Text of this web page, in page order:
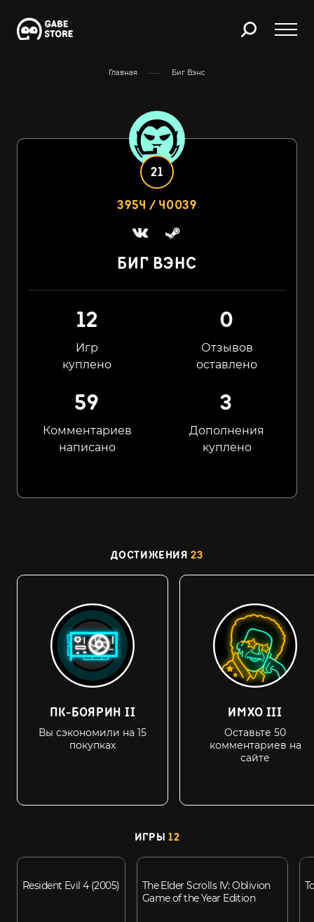
Главная Биг Вэнс
3954 / 40039
21
БИГ ВЭНС
12
Игр
куплено
0
Отзывов
оставлено
59
Комментариев
написано
3
Дополнения
куплено
ДОСТИЖЕНИЯ23
ПК-БОЯРИН II
Вы сэкономили на 15
покупках
ИМХО III
Оставьте 50
комментариев на
сайте
ИГРЫ 12
Resident Evil 4 (2005)
The Elder Scrolls IV: Oblivion
Game of the Year Edition